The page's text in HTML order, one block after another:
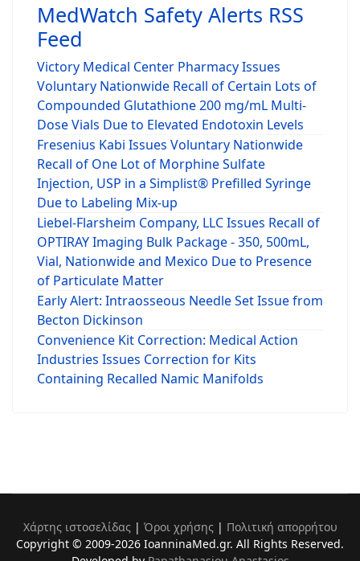
MedWatch Safety Alerts RSS
Feed
Victory Medical Center Pharmacy Issues
Voluntary Nationwide Recall of Certain Lots of
Compounded Glutathione 200 mg/mL Multi-
Dose Vials Due to Elevated Endotoxin Levels
Fresenius Kabi Issues Voluntary Nationwide
Recall of One Lot of Morphine Sulfate
Injection, USP in a Simplist® Prefilled Syringe
Due to Labeling Mix-up
Liebel-Flarsheim Company, LLC Issues Recall of
OPTIRAY Imaging Bulk Package - 350, 500mL,
Vial, Nationwide and Mexico Due to Presence
of Particulate Matter
Early Alert: Intraosseous Needle Set Issue from
Becton Dickinson
Convenience Kit Correction: Medical Action
Industries Issues Correction for Kits
Containing Recalled Namic Manifolds
Χάρτης ιστοσελίδας| Όροι χρήσης| Πολιτική απορρήτου
Copyright © 2009-2026 IoanninaMed.gr. All Rights Reserved.